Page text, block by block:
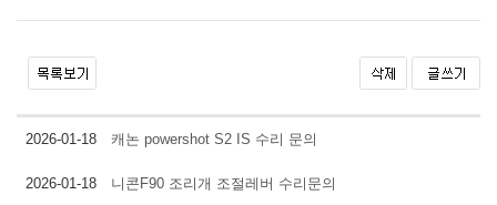
2026-01-18 캐논 powershot S2 IS 수리 문의
2026-01-18 니콘F90 조리개 조절레버 수리문의